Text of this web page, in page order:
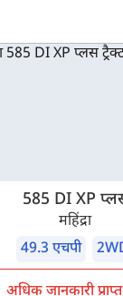
585 DI XP
महिंद्रा
49.3 एचपी
अधिक जानकारी